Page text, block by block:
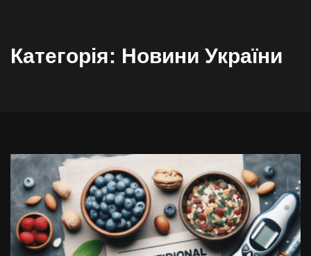
Категорія: Новини України